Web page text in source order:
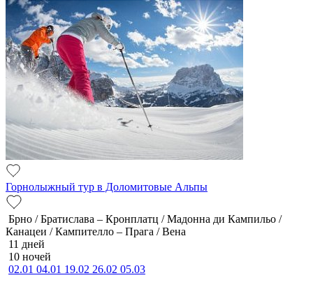
Горнолыжный тур в Доломитовые Альпы
Брно / Братислава – Кронплатц / Мадонна ди Кампильо /
Канацеи / Кампителло – Прага / Вена
11 дней
10 ночей
02.01 04.01 19.02 26.02 05.03